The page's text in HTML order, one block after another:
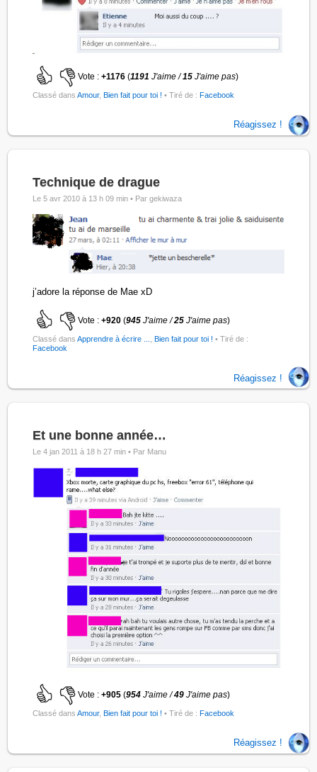
Vote :+1176 (1191J'aime /15 J'aime pas)
Classé dansAmour,Bien fait pour toi ! • Tiré de :Facebook
Réagissez !
Technique de drague
Le 5 avr 2010 à 13 h 09 min • Par gekiwaza
j’adore la réponse de Mae xD
Vote :+920 (945J'aime /25 J'aime pas)
Classé dansApprendre à écrire ... Bien fait pour toi ! • Tiré de :
Facebook
Réagissez !
Et une bonne année…
Le 4 jan 2011 à 18 h 27 min • Par Manu
Vote :+905 (954J'aime /49 J'aime pas)
Classé dansAmour,Bien fait pour toi ! • Tiré de :Facebook
Réagissez !